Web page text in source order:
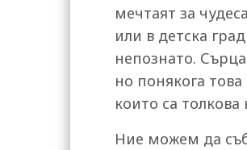
мечтаят за
или в детска
непознато.
но понякога
които са
Ние можем да